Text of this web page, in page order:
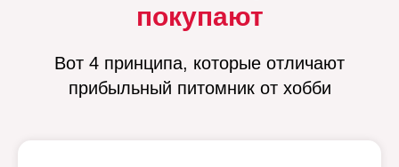
покупают
Вот 4 принципа, которые отличают
прибыльный питомник от хобби